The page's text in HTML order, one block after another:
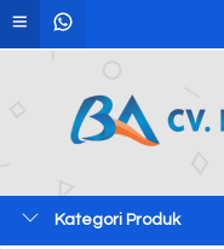
Kategori Produk